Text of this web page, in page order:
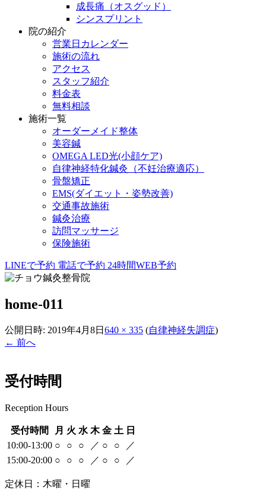
成長痛（オスグッド）
シンスプリント
院の紹介
営業日カレンダー
施術の流れ
アクセス
スタッフ紹介
料金表
無料相談
施術一覧
オーダーメイド整体
美容鍼
OMEGA LED光(小顔ケア)
自律神経特化鍼灸（不妊治療適応）
骨盤矯正
EMS(ダイエット・姿勢改善)
交通事故施術
鍼灸治療
訪問マッサージ
保険施術
LINEで予約 電話で予約 24時間WEB予約
home-011
公開日時: 2019年4月8日 640 × 335 (自律神経失調症)
← 前へ
受付時間
Reception Hours
受付時間 月 火 水 木 金 土 日
10:00-13:00 ○ ○ ○ ／ ○ ○
／
15:00-20:00 ○ ○ ○ ／ ○ ○ ／
定休日：木曜・日曜